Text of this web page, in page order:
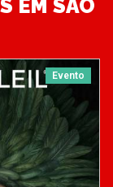
EM SÃO
Evento